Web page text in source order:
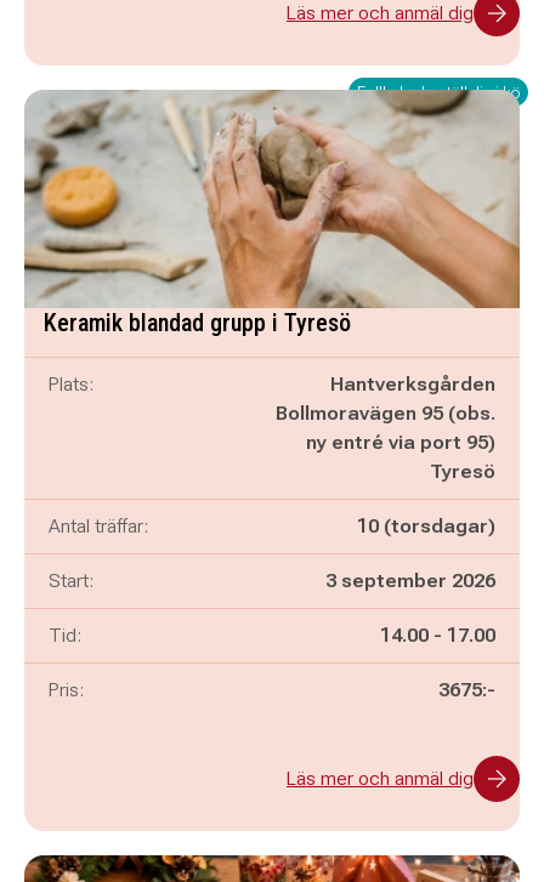
Läs mer och anmäl dig
Fullbokad - ställ dig i kö
Keramik blandad grupp i Tyresö
Plats:
Hantverksgården
Bollmoravägen 95 (obs.
ny entré via port 95)
Tyresö
Antal träffar: 10 (torsdagar)
Start: 3 september 2026
Tid: Pågår mellan
14.00 - och
17.00
Pris: 3675:-
Läs mer och anmäl dig